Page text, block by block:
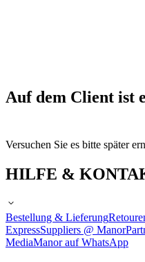
Auf dem Client ist
Versuchen Sie es bitte später
HILFE &
Bestellung & Lieferung
ExpressSuppliers @ Manor
MediaManor auf WhatsApp